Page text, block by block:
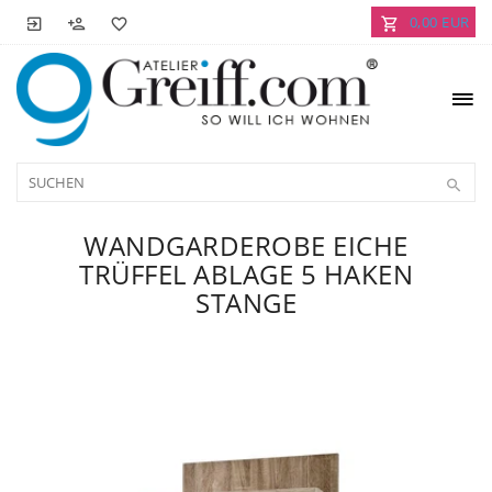
0,00 EUR
WANDGARDEROBE EICHE
TRÜFFEL ABLAGE 5 HAKEN
STANGE